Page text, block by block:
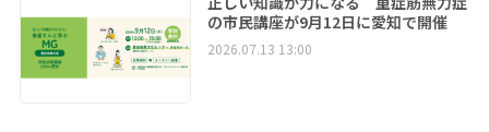
の市民講座が9月12日に愛知で開催
2026.07.13 13:00